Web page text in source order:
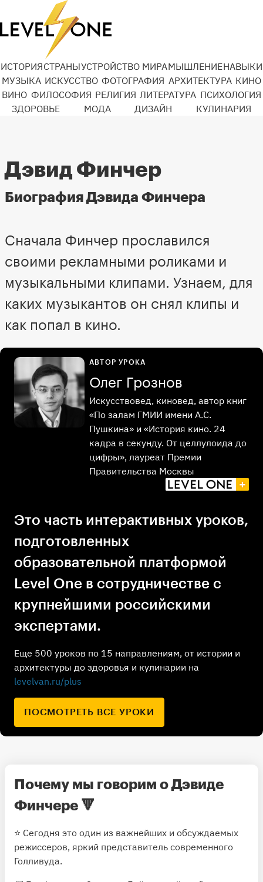
ИСТОРИЯСТРАНЫУСТРОЙСТВО МИРАМЫШЛЕНИЕНАВЫКИ
МУЗЫКА ИСКУССТВО ФОТОГРАФИЯ АРХИТЕКТУРА КИНО
ВИНО ФИЛОСОФИЯ РЕЛИГИЯ ЛИТЕРАТУРА ПСИХОЛОГИЯ
ЗДОРОВЬЕ
МОДА ДИЗАЙН КУЛИНАРИЯ
Дэвид Финчер
Биография Дэвида Финчера
Сначала Финчер прославился
своими рекламными роликами и
музыкальными клипами. Узнаем, для
каких музыкантов он снял клипы и
как попал в кино.
Это часть интерактивных уроков,
подготовленных
образовательной платформой
Level One в сотрудничестве с
крупнейшими российскими
экспертами.
Еще 500 уроков по 15 направлениям, от истории и
архитектуры до здоровья и кулинарии на
levelvan.ru/plus
ПОСМОТРЕТЬ ВСЕ УРОКИ
АВТОР УРОКА
Олег Грознов
Искусствовед, киновед, автор книг
«По залам ГМИИ имени А.С.
Пушкина» и «История кино. 24
кадра в секунду. От целлулоида до
цифры», лауреат Премии
Правительства Москвы
Почему мы говорим о Дэвиде
Финчере 🔻
⭐️ Сегодня это один из важнейших и обсуждаемых
режиссеров, яркий представитель современного
Голливуда.